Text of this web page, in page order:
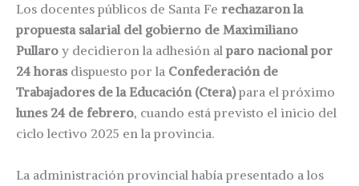
Los docentes públicos de Santa Fe rechazaron la
propuesta salarial del gobierno de Maximiliano
Pullaro y decidieron la adhesión alparo nacional por
24 horas dispuesto por la Confederación de
Trabajadores de la Educación (Ctera)para el próximo
lunes 24 de febrero, cuando está previsto el inicio del
ciclo lectivo 2025 en la provincia.
La administración provincial había presentado a los